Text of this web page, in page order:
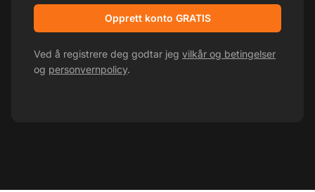
Opprett konto GRATIS
Ved å registrere deg godtar jeg vilkår og betingelser
og personvernpolicy.